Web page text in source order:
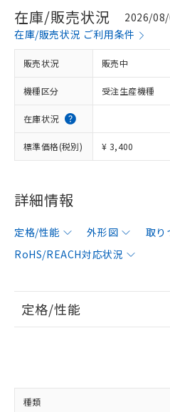
在庫/販売状況
2026/08/
在庫/販売状況 ご利用条件
販売状況 販売中
機種区分 受注生産機種
在庫状況
標準価格(税別) ¥ 3,400
詳細情報
定格/性能 外形図 取り
RoHS/REACH対応状況
定格/性能
種類